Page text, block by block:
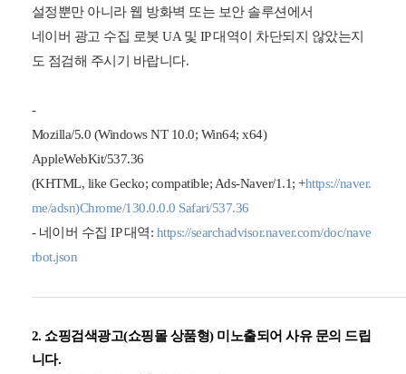
설정뿐만 아니라 웹 방화벽 또는 보안 솔루션에서
네이버 광고 수집 로봇 UA 및 IP 대역이 차단되지 않았는지
도 점검해 주시기 바랍니다.
-
Mozilla/5.0 (Windows NT 10.0; Win64; x64)
AppleWebKit/537.36
(KHTML, like Gecko; compatible; Ads-Naver/1.1; +https://naver.
me/adsn)Chrome/130.0.0.0 Safari/537.36
- 네이버 수집 IP 대역: https://searchadvisor.naver.com/doc/nave
rbot.json
2. 쇼핑검색광고(쇼핑몰 상품형) 미노출되어 사유 문의 드립
니다.